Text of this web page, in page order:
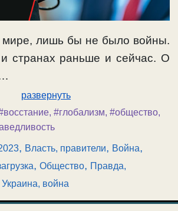
лишь бы не было войны.
странах раньше и сейчас. О
развернуть
, #глобализм, #общество,
, Власть, правители, Война,
, Общество, Правда,
Украина, война